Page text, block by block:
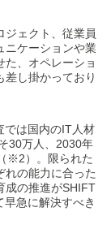
ジェクト、従業員
ニケーションや業
、オペレーショ
差し掛かっており
では国内のIT人材
30万人、2030年
※2）。限られた
れの能力に合った
成の推進がSHIFT
急に解決すべき